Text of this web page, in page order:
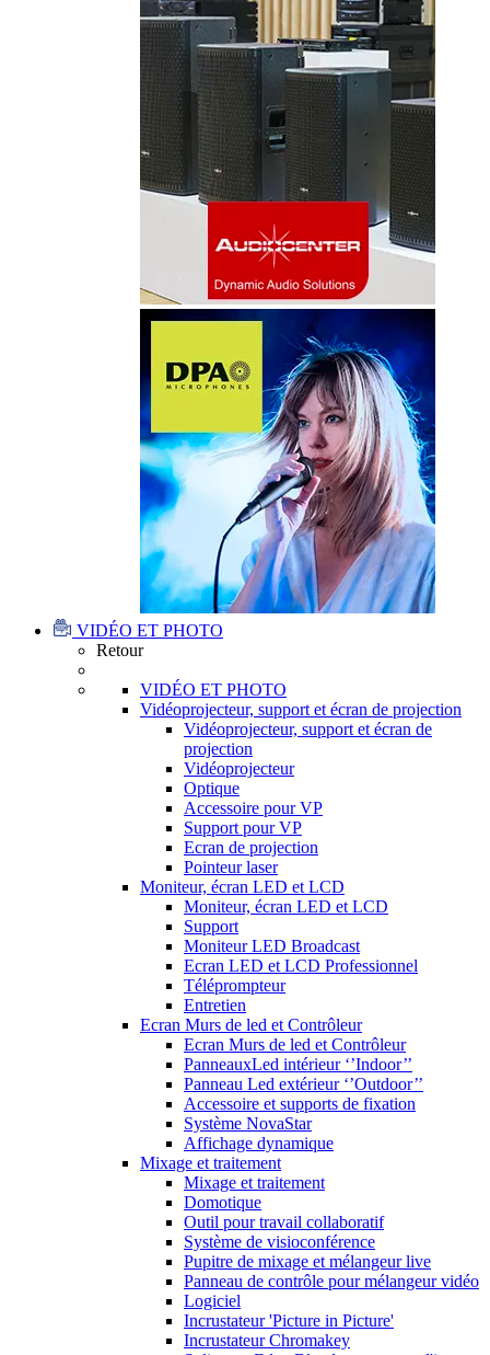
VIDÉO ET PHOTO
Retour
VIDÉO ET PHOTO
Vidéoprojecteur, support et écran de projection
Vidéoprojecteur, support et écran de
projection
Vidéoprojecteur
Optique
Accessoire pour VP
Support pour VP
Ecran de projection
Pointeur laser
Moniteur, écran LED et LCD
Moniteur, écran LED et LCD
Support
Moniteur LED Broadcast
Ecran LED et LCD Professionnel
Téléprompteur
Entretien
Ecran Murs de led et Contrôleur
Ecran Murs de led et Contrôleur
PanneauxLed intérieur ‘’Indoor’’
Panneau Led extérieur ‘’Outdoor’’
Accessoire et supports de fixation
Système NovaStar
Affichage dynamique
Mixage et traitement
Mixage et traitement
Domotique
Outil pour travail collaboratif
Système de visioconférence
Pupitre de mixage et mélangeur live
Panneau de contrôle pour mélangeur vidéo
Logiciel
Incrustateur 'Picture in Picture'
Incrustateur Chromakey